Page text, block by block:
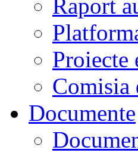
Raport
Proiecte
Comisia
Documente